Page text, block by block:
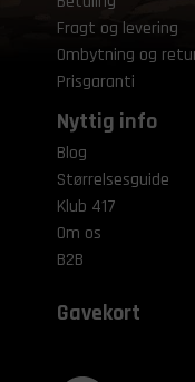
Fragt og levering
Ombytning og
Prisgaranti
Nyttig info
Blog
Størrelsesguide
Klub 417
Om os
B2B
Gavekort